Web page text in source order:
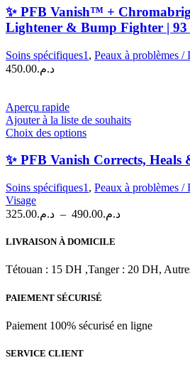
PFB
Vanish™
+
|
Skin
Bump
Fighter
|
g
✨ PFB Vanish™ +
Lightener & Bump Fighter | 93
Soins spécifiques1 , Peaux à problèmes /
د.م.450.00
Aperçu rapide
Ajouter à la liste de souhaits
Choix des optionsCe
a
variations.
Les
options
peuvent
choisies
la
du
✨ PFB Vanish Corrects,
Soins spécifiques1 , Peaux à problèmes /
Visage
د.م.325.00 – د.م.490.00
Plage
د.م.490.00
LIVRAISON À DOMICILE
Tétouan : 15 DH ,Tanger : 20 DH,
PAIEMENT SÉCURISÉ
Paiement 100% sécurisé en ligne
SERVICE CLIENT